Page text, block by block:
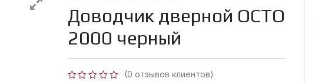
Доводчик дверной OCTO
2000 черный
(0 отзывов клиентов)